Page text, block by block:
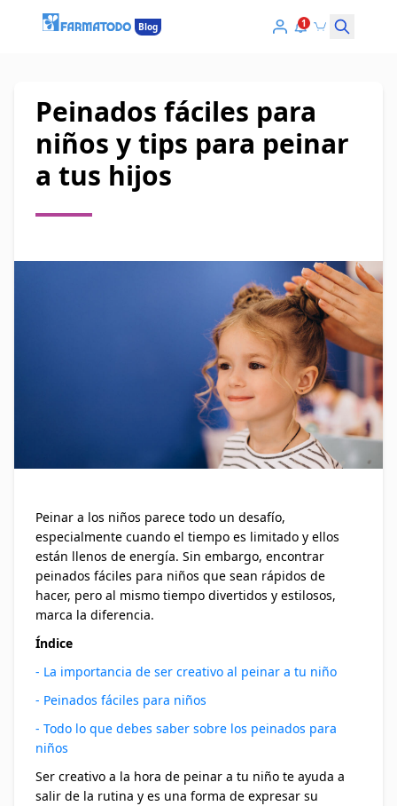
Blog 1
Peinados fáciles para
niños y tips para peinar
a tus hijos
Peinar a los niños parece todo un desafío,
especialmente cuando el tiempo es limitado y ellos
están llenos de energía. Sin embargo, encontrar
peinados fáciles para niños que sean rápidos de
hacer, pero al mismo tiempo divertidos y estilosos,
marca la diferencia.
Índice
- La importancia de ser creativo al peinar a tu niño
- Peinados fáciles para niños
- Todo lo que debes saber sobre los peinados para
niños
Ser creativo a la hora de peinar a tu niño te ayuda a
salir de la rutina y es una forma de expresar su